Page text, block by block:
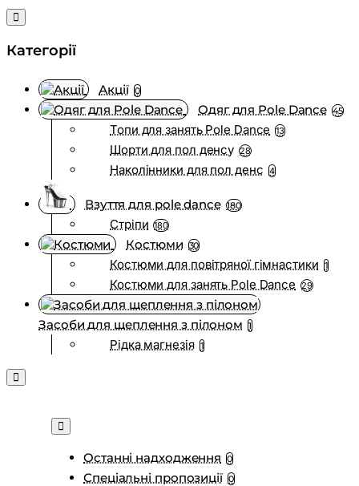
Категорії
Акції 0
Одяг для Pole Dance 45
Топи для занять Pole Dance 13
Шорти для пол денсу 28
Наколінники для пол денс 4
Взуття для pole dance 180
Стріпи 180
Костюми 30
Костюми для повітряної гімнастики 1
Костюми для занять Pole Dance 29
Засоби для щеплення з пілоном 1
Рідка магнезія 1
Останні надходження 0
Спеціальні пропозиції 0